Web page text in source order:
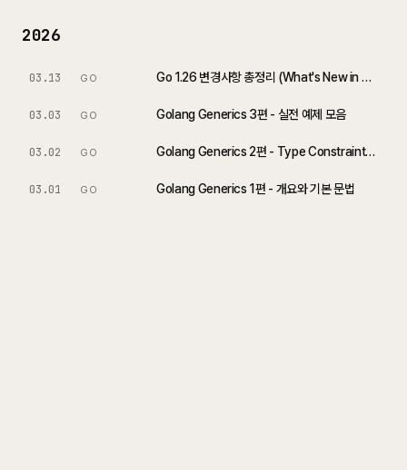
2026
03.13 GO Go 1.26 변경사항 총정리 (What's New in Go 1.26)
03.03 GO Golang Generics 3편 - 실전 예제 모음
03.02 GO Golang Generics 2편 - Type Constraint 완벽 이해
03.01 GO Golang Generics 1편 - 개요와 기본 문법